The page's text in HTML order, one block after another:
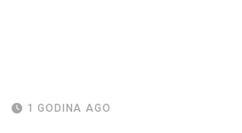
1 GODINA AGO